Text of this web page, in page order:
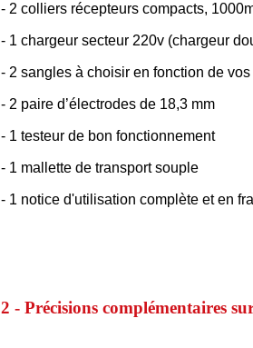
- 2 colliers récepteurs compacts,
- 1 chargeur secteur 220v (chargeur
- 2 sangles à choisir en fonction de
- 2 paire d’électrodes de 18,3 mm
- 1 testeur de bon fonctionnement
- 1 mallette de transport souple
- 1 notice d'utilisation complète et en
2 - Précisions complémentaires